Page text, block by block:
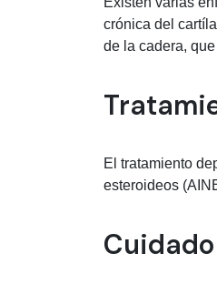
crónica del
de la cadera,
El tratamiento
esteroideos